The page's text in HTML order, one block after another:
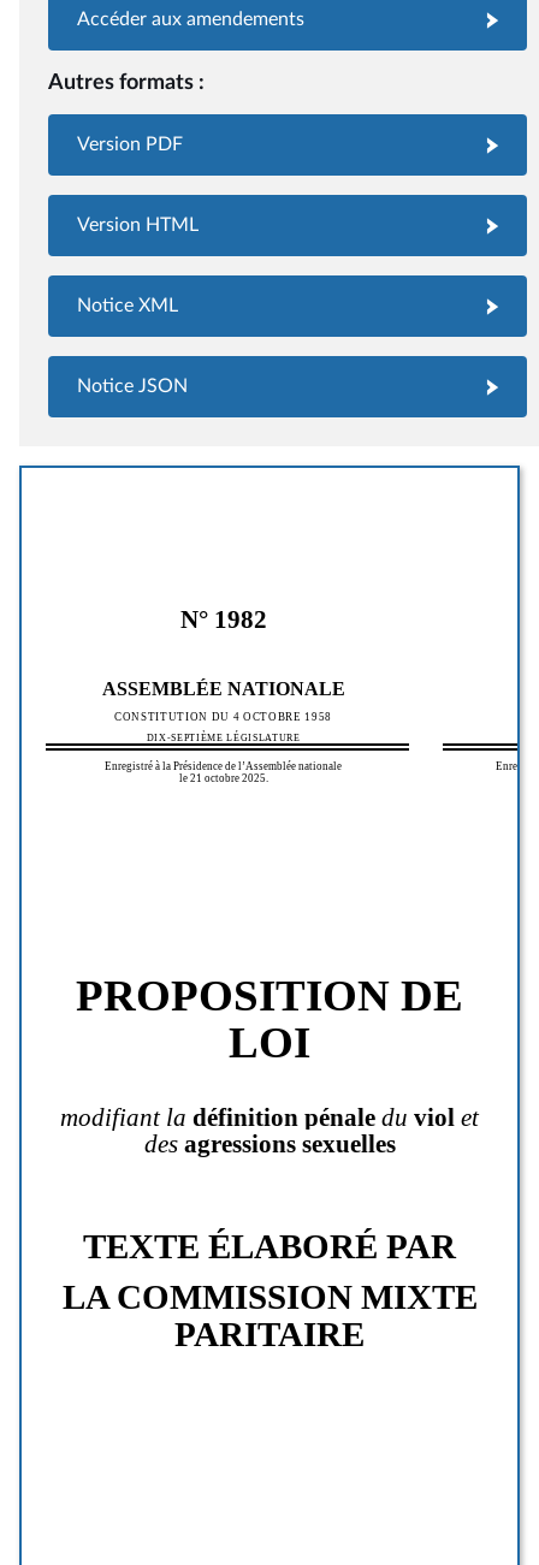
Accéder aux amendements
Autres formats :
Version PDF
Version HTML
Notice XML
Notice JSON